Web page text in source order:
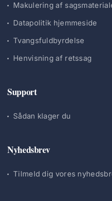
Makulering af
Datapolitik hjemmeside
Tvangsfuldbyrdelse
Henvisning af retssag
Support
Sådan klager du
Nyhedsbrev
Tilmeld dig vores